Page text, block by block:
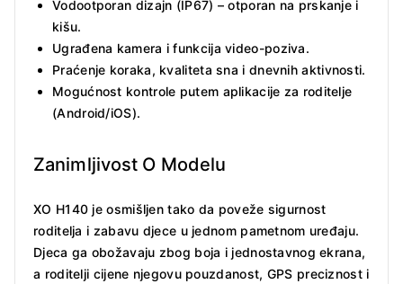
Vodootporan dizajn (IP67) – otporan na prskanje i
kišu.
Ugrađena kamera i funkcija video-poziva.
Praćenje koraka, kvaliteta sna i dnevnih aktivnosti.
Mogućnost kontrole putem aplikacije za roditelje
(Android/iOS).
Zanimljivost O Modelu
XO H140 je osmišljen tako da poveže sigurnost
roditelja i zabavu djece u jednom pametnom uređaju.
Djeca ga obožavaju zbog boja i jednostavnog ekrana,
a roditelji cijene njegovu pouzdanost, GPS preciznost i